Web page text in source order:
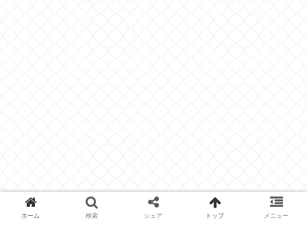
ホーム 検索 シェア トップ メニュー